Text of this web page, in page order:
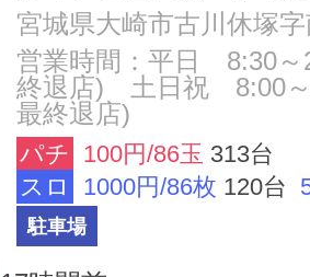
宮城県大崎市古川休塚
営業時間：平日 8:30～
終退店) 土日祝 8:00～
最終退店)
パチ 100円/86玉 313台
スロ
1000円/86枚 120台
駐車場